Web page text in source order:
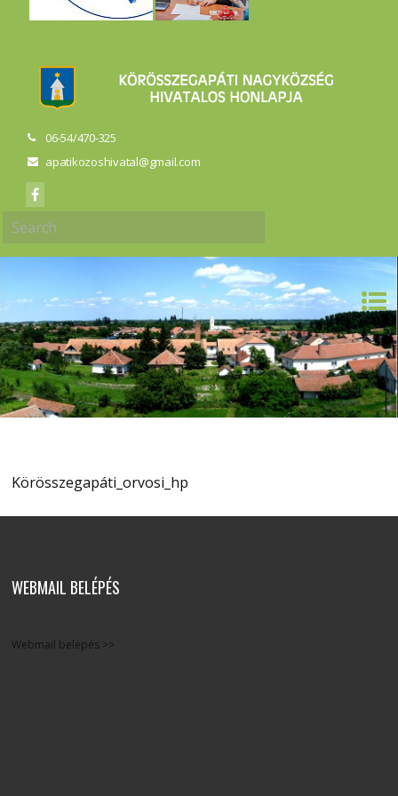
06-54/470-325
apatikozoshivatal@gmail.com
Körösszegapáti_orvosi_hp
WEBMAIL BELÉPÉS
Webmail belépés >>